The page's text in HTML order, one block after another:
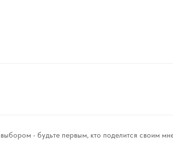
- будьте первым, кто поделится своим